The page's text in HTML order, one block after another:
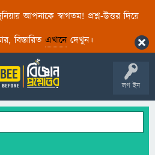
আপনাকে স্বাগতম! প্রশ্ন-উত্তর দিয়ে
বিস্তারিত এখানেদেখুন।
লগ ইন